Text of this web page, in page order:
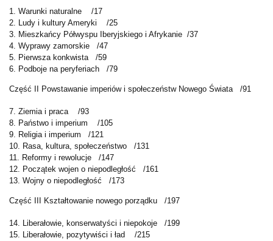
1. Warunki naturalne /17
2. Ludy i kultury Ameryki /25
3. Mieszkańcy Półwyspu Iberyjskiego i Afrykanie /37
4. Wyprawy zamorskie /47
5. Pierwsza konkwista /59
6. Podboje na peryferiach /79
Część II Powstawanie imperiów i społeczeństw Nowego Świata /91
7. Ziemia i praca /93
8. Państwo i imperium /105
9. Religia i imperium /121
10. Rasa, kultura, społeczeństwo /131
11. Reformy i rewolucje /147
12. Początek wojen o niepodległość /161
13. Wojny o niepodległość /173
Część III Kształtowanie nowego porządku /197
14. Liberałowie, konserwatyści i niepokoje /199
15. Liberałowie, pozytywiści i ład /215